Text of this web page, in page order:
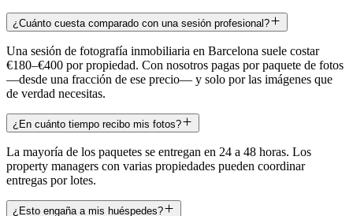
¿Cuánto cuesta comparado con una sesión profesional?
Una sesión de fotografía inmobiliaria en Barcelona suele costar
€180–€400 por propiedad. Con nosotros pagas por paquete de fotos
—desde una fracción de ese precio— y solo por las imágenes que
de verdad necesitas.
¿En cuánto tiempo recibo mis fotos?
La mayoría de los paquetes se entregan en 24 a 48 horas. Los
property managers con varias propiedades pueden coordinar
entregas por lotes.
¿Esto engaña a mis huéspedes?